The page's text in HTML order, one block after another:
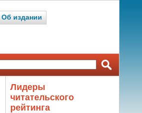
Об издании
Лидеры
читательского
рейтинга